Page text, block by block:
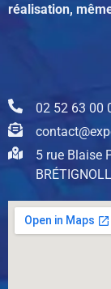
réalisation,
02 52 63 00
5 rue Blaise